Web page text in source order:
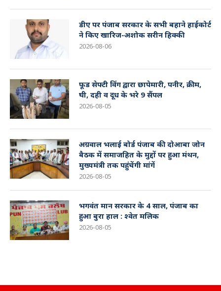
डीए पर पंजाब सरकार के सभी बहाने हाईकोर्ट
ने किए खारिज-अशोक सरीन हिक्की
2026-08-06
फूड सेफ्टी विंग द्वारा छापेमारी, पनीर, क्रीम,
घी, दही व दूध के भरे 9 सैंपल
2026-08-05
अग्रवाल भलाई बोर्ड पंजाब की दोआबा जोन
बैठक में समाजहित के मुद्दों पर हुआ मंथन,
मुख्यमंत्री तक पहुंचेंगी मांगें
2026-08-05
भगवंत मान सरकार के 4 साल, पंजाब का
हुआ बुरा हाल : श्वेत मलिक
2026-08-05